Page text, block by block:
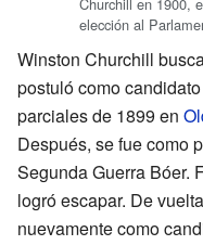
elección al
Winston Churchill
postuló como
parciales de 1899 en
Después, se fue como
Segunda Guerra Bóer.
logró escapar. De
nuevamente como